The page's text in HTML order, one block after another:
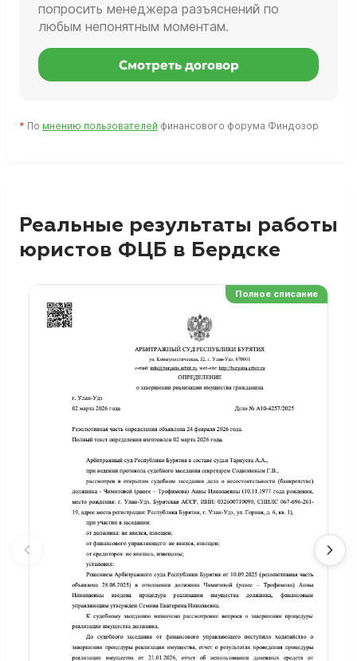
попросить менеджера разъяснений по
любым непонятным моментам.
Смотреть договор
* По мнению пользователей финансового форума Финдозор
Реальные результаты работы
юристов ФЦБ в Бердске
Полное списание